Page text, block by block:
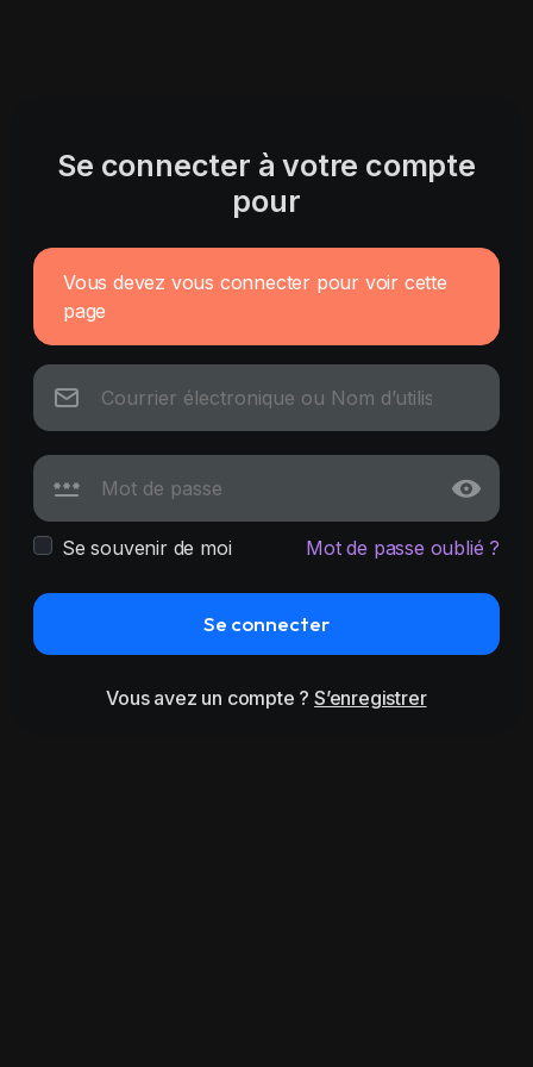
Se connecter à votre compte
pour
Vous devez vous connecter pour voir cette
page
Se souvenir de moi Mot de passe oublié ?
Se connecter
Vous avez un compte ?S’enregistrer